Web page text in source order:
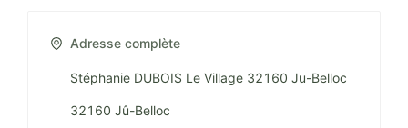
Adresse complète
Stéphanie DUBOIS Le Village 32160 Ju-Belloc
32160 Jû-Belloc